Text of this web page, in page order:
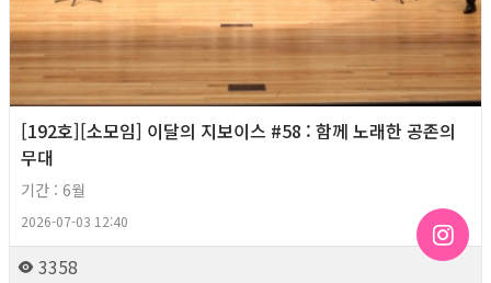
[192호][소모임] 이달의 지보이스 #58 : 함께 노래한 공존의
무대
기간 : 6월
2026-07-03 12:40
3358